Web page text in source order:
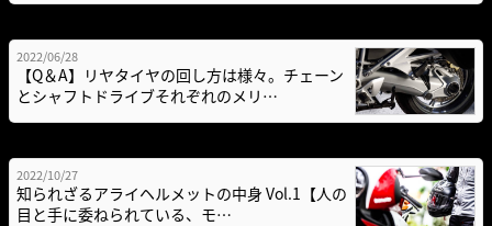
2022/06/28
【Q＆A】リヤタイヤの回し方は様々。チェーン
とシャフトドライブそれぞれのメリ…
2022/10/27
知られざるアライヘルメットの中身 Vol.1【人の
目と手に委ねられている、モ…